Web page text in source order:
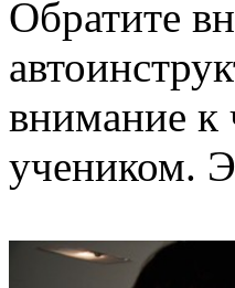
Обратите
внимание к
учеником.